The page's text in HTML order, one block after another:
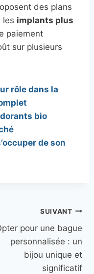
des plans
les implants plus
paiement
sur plusieurs
rôle dans la
bio
de son
SUIVANT
pour une bague
personnalisée : un
bijou unique et
significatif